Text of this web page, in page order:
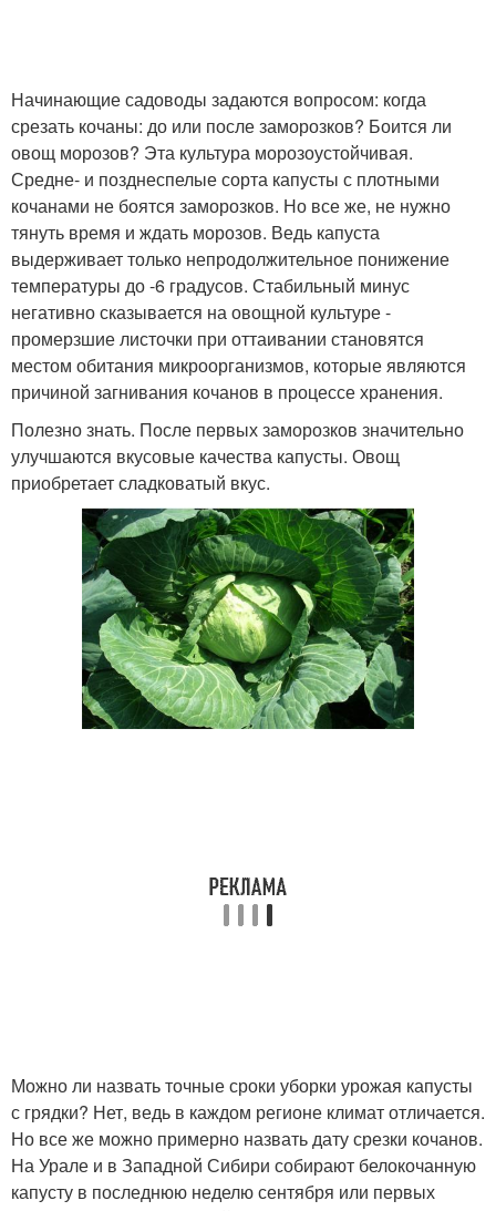
Начинающие садоводы задаются вопросом: когда
срезать кочаны: до или после заморозков? Боится ли
овощ морозов? Эта культура морозоустойчивая.
Средне- и позднеспелые сорта капусты с плотными
кочанами не боятся заморозков. Но все же, не нужно
тянуть время и ждать морозов. Ведь капуста
выдерживает только непродолжительное понижение
температуры до -6 градусов. Стабильный минус
негативно сказывается на овощной культуре -
промерзшие листочки при оттаивании становятся
местом обитания микроорганизмов, которые являются
причиной загнивания кочанов в процессе хранения.
Полезно знать. После первых заморозков значительно
улучшаются вкусовые качества капусты. Овощ
приобретает сладковатый вкус.
Можно ли назвать точные сроки уборки урожая капусты
с грядки? Нет, ведь в каждом регионе климат отличается.
Но все же можно примерно назвать дату срезки кочанов.
На Урале и в Западной Сибири собирают белокочанную
капусту в последнюю неделю сентября или первых